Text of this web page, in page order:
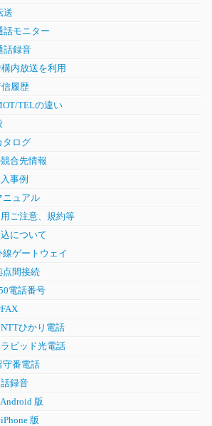
送
話モニター
話録音
内放送を利用
履歴
TELの違い
タログ
合先情報
事例
ニュアル
ご注意、規約等
について
ゲートウェイ
点間接続
電話番号
ひかり電話
ピッド光電話
守番電話
録音
版
版